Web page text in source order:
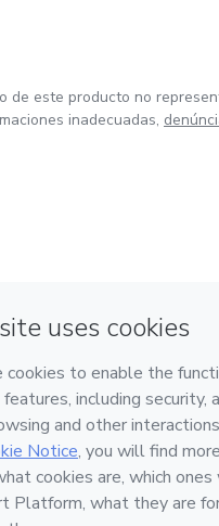
de este producto no
inadecuadas,
❤ en Ciudad de México